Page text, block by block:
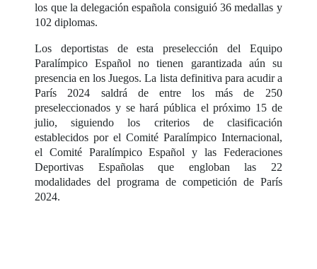
los que la delegación española consiguió 36 medallas y
102 diplomas.
Los deportistas de esta preselección del Equipo
Paralímpico Español no tienen garantizada aún su
presencia en los Juegos. La lista definitiva para acudir a
París 2024 saldrá de entre los más de 250
preseleccionados y se hará pública el próximo 15 de
julio, siguiendo los criterios de clasificación
establecidos por el Comité Paralímpico Internacional,
el Comité Paralímpico Español y las Federaciones
Deportivas Españolas que engloban las 22
modalidades del programa de competición de París
2024.